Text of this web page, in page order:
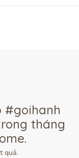
#goihanh
tháng
quả.